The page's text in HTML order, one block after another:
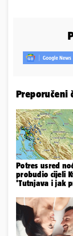
Preporučeni
Potres usred
probudio cijeli
'Tutnjava i jak